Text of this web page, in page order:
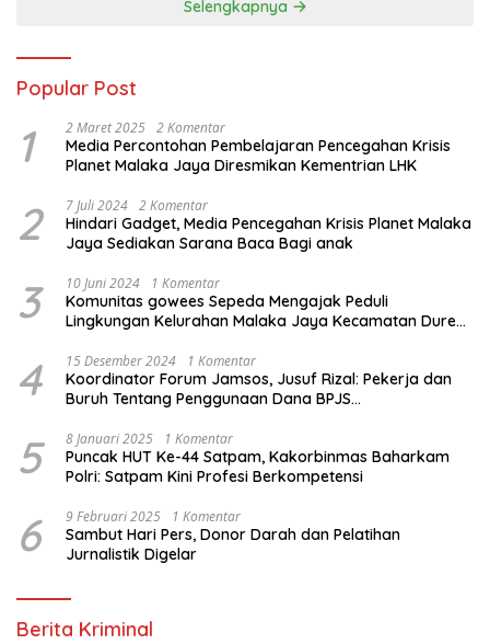
Bhabinkamtibmas Polda
Selengkapnya
Popular Post
1 2 Maret 2025 2 Komentar
Media Percontohan Pembelajaran Pencegahan Krisis
Planet Malaka Jaya Diresmikan Kementrian LHK
2 7 Juli 2024 2 Komentar
Hindari Gadget, Media Pencegahan Krisis Planet Malaka
Jaya Sediakan Sarana Baca Bagi anak
3 10 Juni 2024 1 Komentar
Komunitas gowees Sepeda Mengajak Peduli
Lingkungan Kelurahan Malaka Jaya Kecamatan Duren
4 15 Desember 2024 1 Komentar
Koordinator Forum Jamsos, Jusuf Rizal: Pekerja dan
Buruh Tentang Penggunaan Dana BPJS
5 8 Januari 2025 1 Komentar
Puncak HUT Ke-44 Satpam, Kakorbinmas Baharkam
Polri: Satpam Kini Profesi Berkompetensi
6 9 Februari 2025 1 Komentar
Sambut Hari Pers, Donor Darah dan Pelatihan
Jurnalistik Digelar
Berita Kriminal